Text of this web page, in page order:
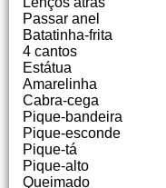
Passar anel
Batatinha-frita
4 cantos
Estátua
Amarelinha
Cabra-cega
Pique-bandeira
Pique-esconde
Pique-tá
Pique-alto
Queimado